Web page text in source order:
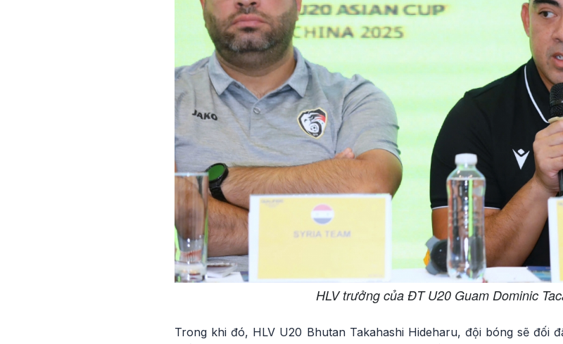
HLV trưởng của ĐT U20 Guam Dominic
Trong khi đó, HLV U20 Bhutan Takahashi Hideharu, đội bóng sẽ đối